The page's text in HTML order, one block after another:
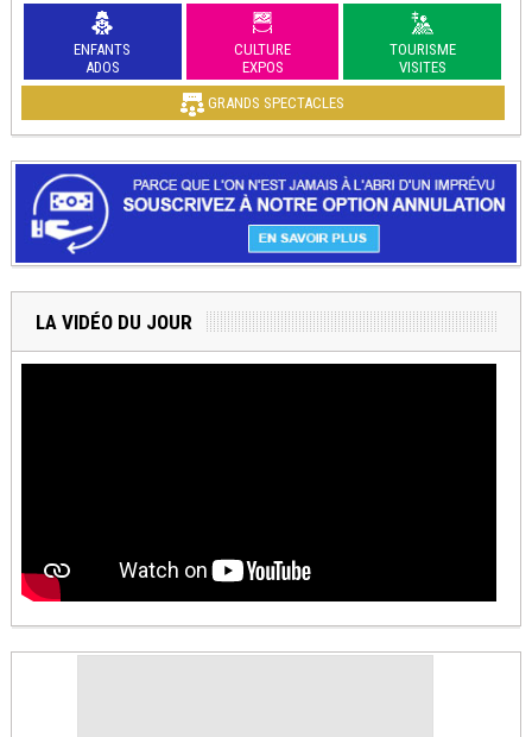
ENFANTS
ADOS
CULTURE
EXPOS
TOURISME
VISITES
GRANDS SPECTACLES
LA VIDÉO DU JOUR